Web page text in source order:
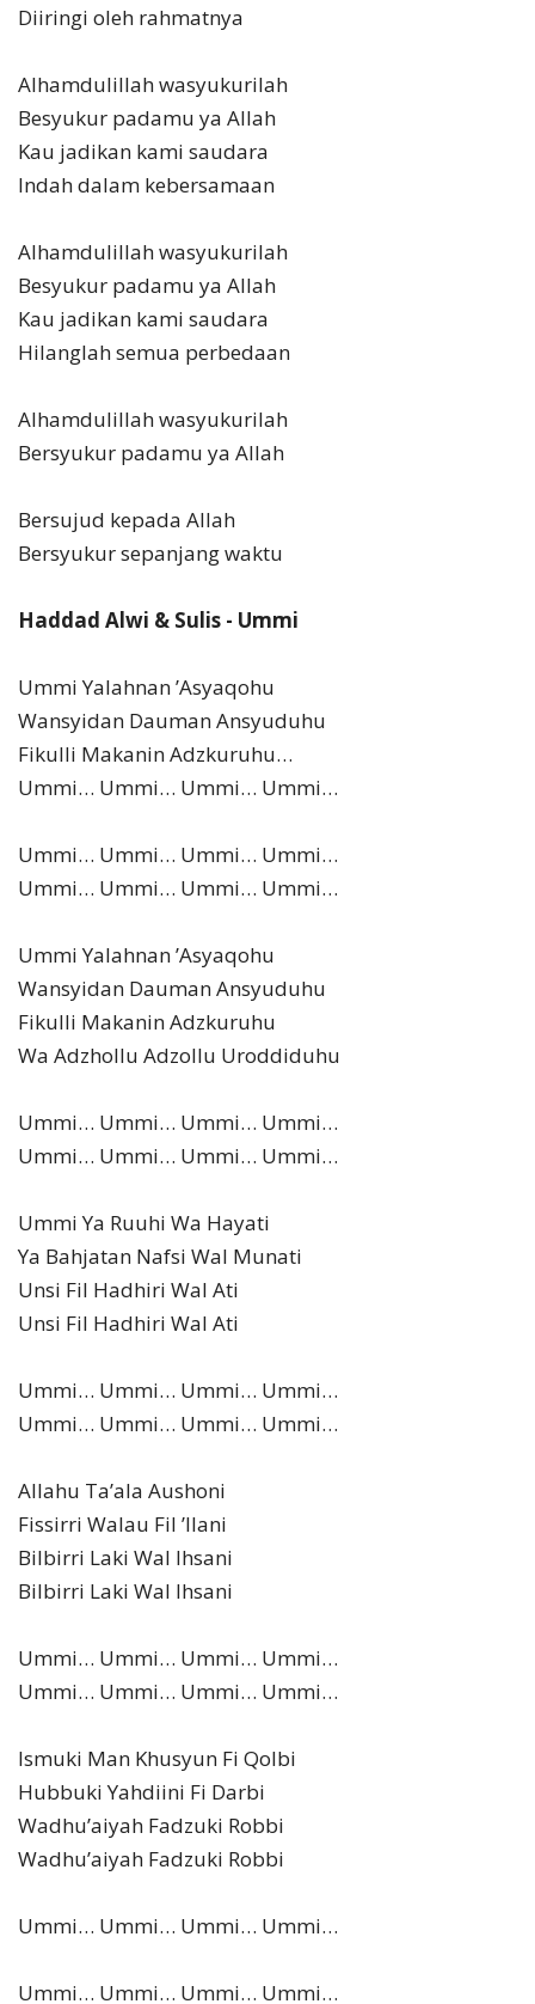
Diiringi oleh rahmatnya
Alhamdulillah wasyukurilah
Besyukur padamu ya Allah
Kau jadikan kami saudara
Indah dalam kebersamaan
Alhamdulillah wasyukurilah
Besyukur padamu ya Allah
Kau jadikan kami saudara
Hilanglah semua perbedaan
Alhamdulillah wasyukurilah
Bersyukur padamu ya Allah
Bersujud kepada Allah
Bersyukur sepanjang waktu
Haddad Alwi & Sulis - Ummi
Ummi Yalahnan ’Asyaqohu
Wansyidan Dauman Ansyuduhu
Fikulli Makanin Adzkuruhu…
Ummi… Ummi… Ummi… Ummi…
Ummi… Ummi… Ummi… Ummi…
Ummi… Ummi… Ummi… Ummi…
Ummi Yalahnan ’Asyaqohu
Wansyidan Dauman Ansyuduhu
Fikulli Makanin Adzkuruhu
Wa Adzhollu Adzollu Uroddiduhu
Ummi… Ummi… Ummi… Ummi…
Ummi… Ummi… Ummi… Ummi…
Ummi Ya Ruuhi Wa Hayati
Ya Bahjatan Nafsi Wal Munati
Unsi Fil Hadhiri Wal Ati
Unsi Fil Hadhiri Wal Ati
Ummi… Ummi… Ummi… Ummi…
Ummi… Ummi… Ummi… Ummi…
Allahu Ta’ala Aushoni
Fissirri Walau Fil ’Ilani
Bilbirri Laki Wal Ihsani
Bilbirri Laki Wal Ihsani
Ummi… Ummi… Ummi… Ummi…
Ummi… Ummi… Ummi… Ummi…
Ismuki Man Khusyun Fi Qolbi
Hubbuki Yahdiini Fi Darbi
Wadhu’aiyah Fadzuki Robbi
Wadhu’aiyah Fadzuki Robbi
Ummi… Ummi… Ummi… Ummi…
Ummi… Ummi… Ummi… Ummi…